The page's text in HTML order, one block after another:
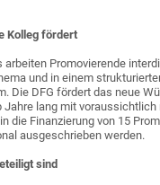
Kolleg fördert
arbeiten Promovierende
und in einem
Die DFG fördert das neue
Jahre lang mit voraussichtlich
die Finanzierung von 15
ausgeschrieben werden.
sind